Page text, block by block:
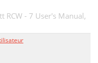
RCW - 7 User's Manual,